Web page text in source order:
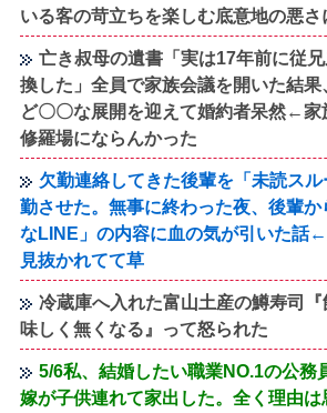
いる客の苛立ちを楽しむ底意地の悪さ
亡き叔母の遺書「実は17年前に従
換した」全員で家族会議を開いた結
ど〇〇な展開を迎えて婚約者呆然←家
修羅場にならんかった
欠勤連絡してきた後輩を「未読ス
勤させた。無事に終わった夜、後輩
なLINE」の内容に血の気が引いた話
見抜かれてて草
冷蔵庫へ入れた富山土産の鱒寿司
味しく無くなる』って怒られた
5/6私、結婚したい職業NO.1の公務
嫁が子供連れて家出した。全く理由